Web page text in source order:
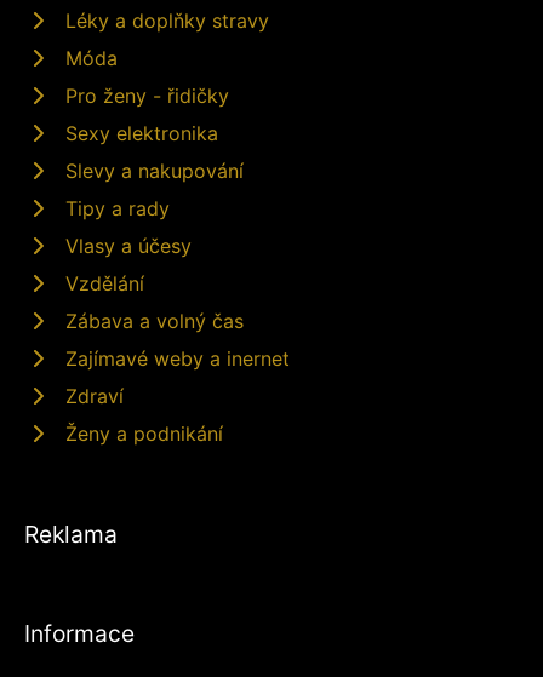
Léky a doplňky stravy
Móda
Pro ženy - řidičky
Sexy elektronika
Slevy a nakupování
Tipy a rady
Vlasy a účesy
Vzdělání
Zábava a volný čas
Zajímavé weby a inernet
Zdraví
Ženy a podnikání
Reklama
Informace